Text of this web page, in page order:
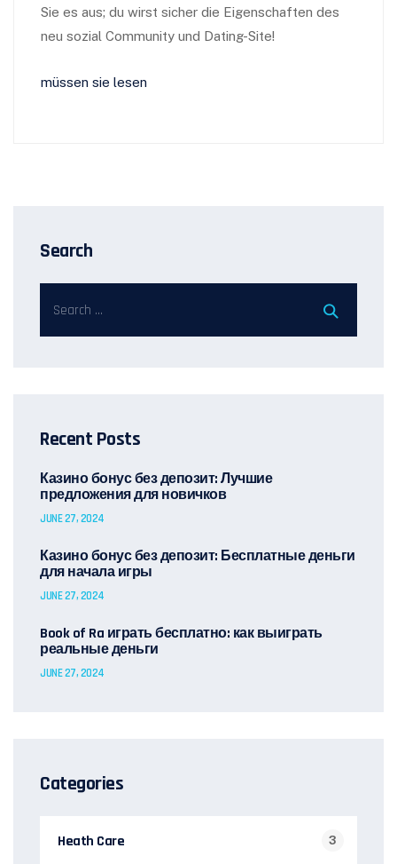
Sie es aus; du wirst sicher die Eigenschaften des
neu sozial Community und Dating-Site!
müssen sie lesen
Search
Recent Posts
Казино бонус без депозит: Лучшие
предложения для новичков
JUNE 27, 2024
Казино бонус без депозит: Бесплатные деньги
для начала игры
JUNE 27, 2024
Book of Ra играть бесплатно: как выиграть
реальные деньги
JUNE 27, 2024
Categories
Heath Care 3